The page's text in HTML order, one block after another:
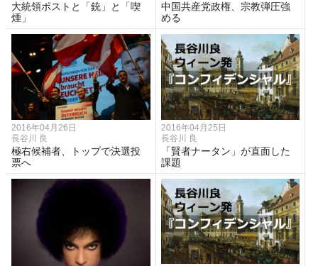
大統領ポストと「銃」と「喫
煙」
中国共産党政権、宗教弾圧強
める
2016年04月26日
長谷川 良
極右候補者、トップで決選投
票へ
2016年04月25日
長谷川 良
「賢者ナータン」が直面した
課題